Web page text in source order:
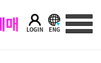
매 LOGIN ENG